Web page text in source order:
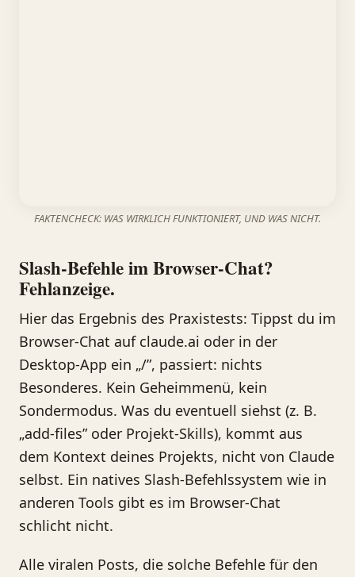
FAKTENCHECK: WAS WIRKLICH FUNKTIONIERT, UND WAS NICHT.
Slash-Befehle im Browser-Chat?
Fehlanzeige.
Hier das Ergebnis des Praxistests: Tippst du im
Browser-Chat auf claude.ai oder in der
Desktop-App ein „/”, passiert: nichts
Besonderes. Kein Geheimmenü, kein
Sondermodus. Was du eventuell siehst (z. B.
„add-files” oder Projekt-Skills), kommt aus
dem Kontext deines Projekts, nicht von Claude
selbst. Ein natives Slash-Befehlssystem wie in
anderen Tools gibt es im Browser-Chat
schlicht nicht.
Alle viralen Posts, die solche Befehle für den